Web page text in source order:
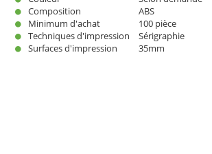
Composition
ABS
Minimum d'achat
100 pièce
Techniques d'impression
Sérigraphie
Surfaces d'impression
35mm